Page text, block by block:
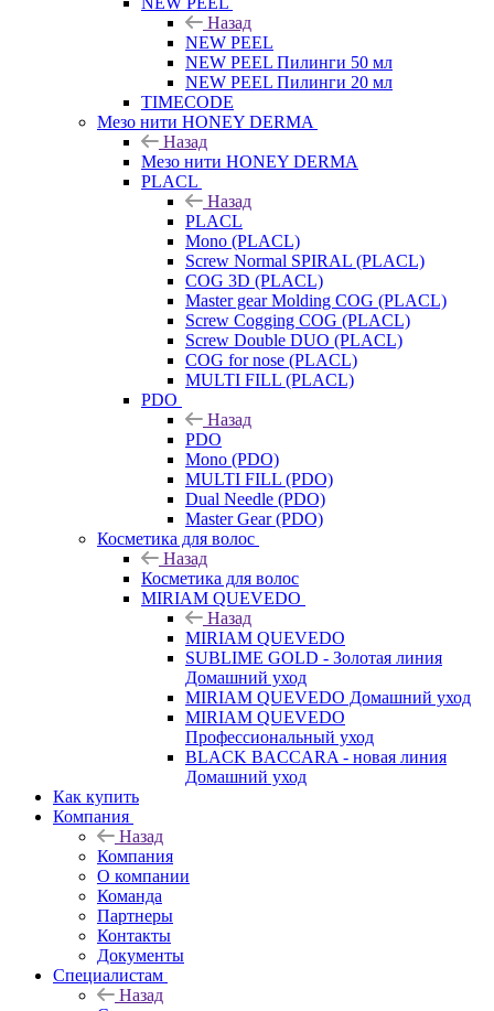
Назад
NEW PEEL
NEW PEEL Пилинги 50 мл
NEW PEEL Пилинги 20 мл
TIMECODE
Мезо нити HONEY DERMA
Назад
Мезо нити HONEY DERMA
PLACL
Назад
PLACL
Mono (PLACL)
Screw Normal SPIRAL (PLACL)
COG 3D (PLACL)
Master gear Molding COG (PLACL)
Screw Cogging COG (PLACL)
Screw Double DUO (PLACL)
COG for nose (PLACL)
MULTI FILL (PLACL)
PDO
Назад
PDO
Mono (PDO)
MULTI FILL (PDO)
Dual Needle (PDO)
Master Gear (PDO)
Косметика для волос
Назад
Косметика для волос
MIRIAM QUEVEDO
Назад
MIRIAM QUEVEDO
SUBLIME GOLD - Золотая линия
Домашний уход
MIRIAM QUEVEDO Домашний уход
MIRIAM QUEVEDO
Профессиональный уход
BLACK BACCARA - новая линия
Домашний уход
Как купить
Компания
Назад
Компания
О компании
Команда
Партнеры
Контакты
Документы
Специалистам
Назад